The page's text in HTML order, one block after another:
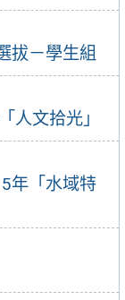
拔－學生組
人文拾光」
年「水域特